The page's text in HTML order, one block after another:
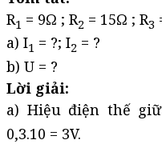
R1 = 9Ω ; R2 = 15Ω ; R3
a) I1 = ?; I2 = ?
b) U = ?
Lời giải:
a) Hiệu điện thế
0,3.10 = 3V.